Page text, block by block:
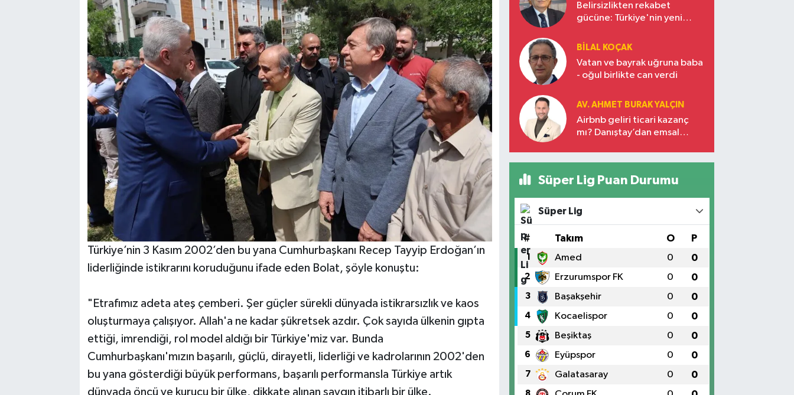
Türkiye’nin 3 Kasım 2002’den bu yana Cumhurbaşkanı Recep Tayyip Erdoğan’ın
liderliğinde istikrarını koruduğunu ifade eden Bolat, şöyle konuştu:
"Etrafımız adeta ateş çemberi. Şer güçler sürekli dünyada istikrarsızlık ve kaos
oluşturmaya çalışıyor. Allah'a ne kadar şükretsek azdır. Çok sayıda ülkenin gıpta
ettiği, imrendiği, rol model aldığı bir Türkiye'miz var. Bunda
Cumhurbaşkanı'mızın başarılı, güçlü, dirayetli, liderliği ve kadrolarının 2002'den
bu yana gösterdiği büyük performans, başarılı performansla Türkiye artık
dünyada öncü ve kurucu bir ülke, dikkate alınan saygın itibarlı bir ülke.
Belirsizlikten rekabet
gücüne: Türkiye'nin yeni
BILAL KOÇAK
Vatan ve bayrak uğruna baba
- oğul birlikte can verdi
AV. AHMET BURAK YALÇIN
Airbnb geliri ticari kazanç
mı? Danıştay’dan emsal
Süper Lig Puan Durumu
Süper Lig
# Takım O P
1 Amed 0 0
2 Erzurumspor FK 0 0
3 Başakşehir 0 0
4 Kocaelispor 0 0
5 Beşiktaş 0 0
6 Eyüpspor 0 0
7 Galatasaray 0 0